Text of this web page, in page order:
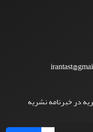
در خبرنامه نشریه